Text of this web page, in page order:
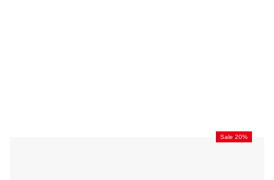
Sale 20%